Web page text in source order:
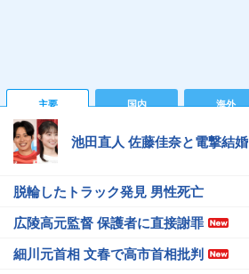
主要 国内 海外
池田直人 佐藤佳奈と電撃結婚
脱輪したトラック発見 男性死亡
広陵高元監督 保護者に直接謝罪
細川元首相 文春で高市首相批判